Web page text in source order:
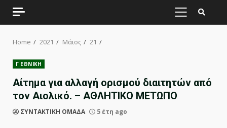
PRIMARY
Home 2021 Μάιος 21
Γ ΕΘΝΙΚΗ
Αίτημα για αλλαγή ορισμού διαιτητών από
τον Αιολικό. – ΑΘΛΗΤΙΚΟ ΜΕΤΩΠΟ
ΣΥΝΤΑΚΤΙΚΗ ΟΜΑΔΑ 5 έτη ago